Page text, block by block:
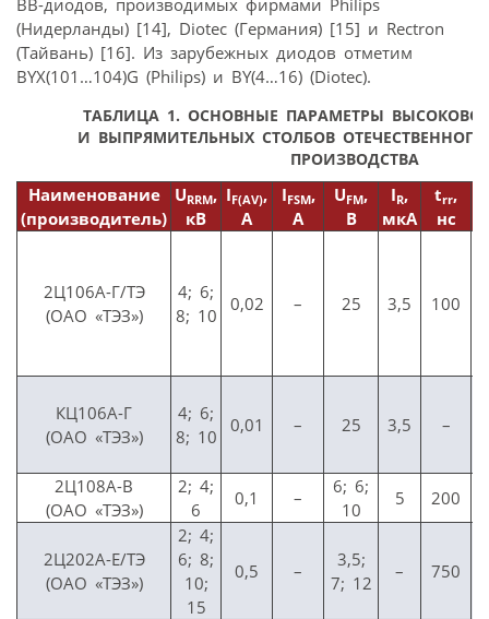
(Нидерланды) [14], Diotec (Германия) [15] и Rectron
(Тайвань) [16]. Из зарубежных диодов отметим
BYX(101…104)G (Philips) и BY(4…16) (Diotec).
ТАБЛИЦА 1. ОСНОВНЫЕ ПАРАМЕТРЫ
И ВЫПРЯМИТЕЛЬНЫХ СТОЛБОВ
ПРОИЗВОДСТВА
Наименование
(производитель)
URRM,
кB
IF(AV),
A
IFSM,
A
UFM,
B
IR,
мкА
trr,
нс
2Ц106А-Г/ТЭ
(ОАО «ТЭЗ»)
4; 6;
8; 10
0,02 – 25 3,5 100
КЦ106А-Г
(ОАО «ТЭЗ»)
4; 6;
8; 10
0,01 – 25 3,5 –
2Ц108А-В
(ОАО «ТЭЗ»)
2; 4;
6
0,1 –
6; 6;
10
5 200
2Ц202А-Е/ТЭ
(ОАО «ТЭЗ»)
2; 4;
6; 8;
10;
15
0,5 –
3,5;
7; 12
– 750